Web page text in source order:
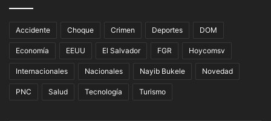
Accidente Choque Crimen Deportes DOM
Economía EEUU El Salvador FGR Hoycomsv
Internacionales Nacionales Nayib Bukele Novedad
PNC Salud Tecnología Turismo